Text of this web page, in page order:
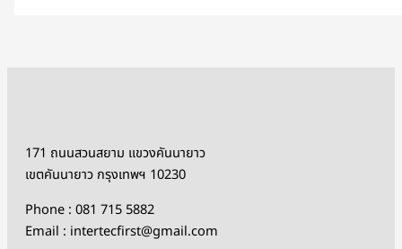
171 ถนนสวนสยาม แขวงคันนายาว
เขตคันนายาว กรุงเทพฯ 10230
Phone : 081 715 5882
Email : intertecfirst@gmail.com